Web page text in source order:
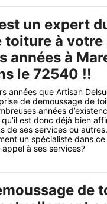
un expert
toiture à
années à
le 72540 !!
années que Artisan
de demoussage de
années
est donc déjà bien
de ses services ou
un spécialiste dans
à ses services?
de